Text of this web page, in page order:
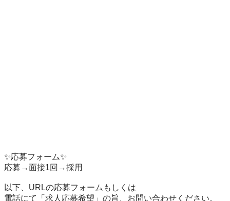
✨応募フォーム✨
応募→面接1回→採用
以下、URLの応募フォームもしくは
電話にて「求人応募希望」の旨、お問い合わせください。